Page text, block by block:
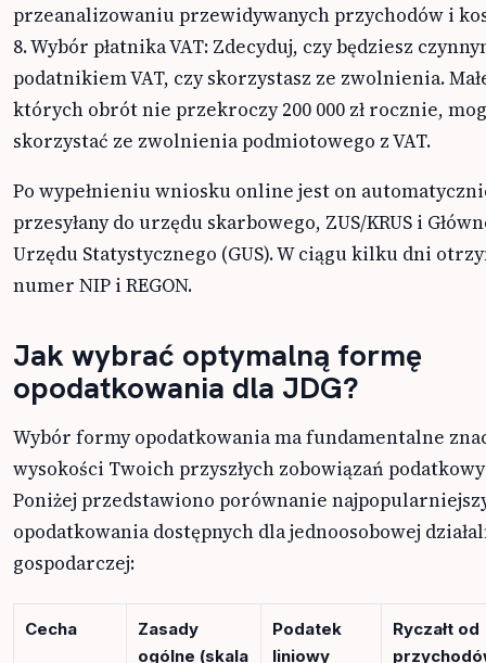
przeanalizowaniu przewidywanych przychodów i
8. Wybór płatnika VAT: Zdecyduj, czy będziesz
podatnikiem VAT, czy skorzystasz ze zwolnienia.
których obrót nie przekroczy 200 000 zł rocznie,
skorzystać ze zwolnienia podmiotowego z VAT.
Po wypełnieniu wniosku online jest on
przesyłany do urzędu skarbowego, ZUS/KRUS i
Urzędu Statystycznego (GUS). W ciągu kilku dni
numer NIP i REGON.
Jak wybrać optymalną formę
opodatkowania dla JDG?
Wybór formy opodatkowania ma fundamentalne
wysokości Twoich przyszłych zobowiązań
Poniżej przedstawiono porównanie
opodatkowania dostępnych dla jednoosobowej
gospodarczej:
Cecha
Zasady
ogólne (skala
Podatek
liniowy
Ryczałt od